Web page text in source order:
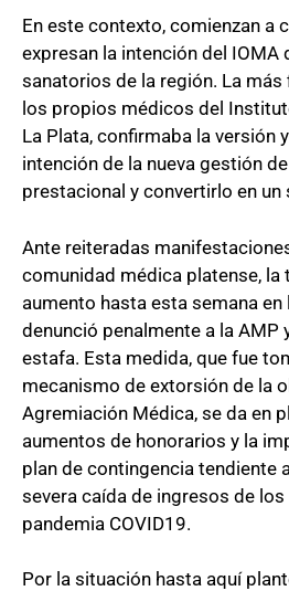
En este contexto, comienzan a
expresan la intención del IOMA
sanatorios de la región. La
los propios médicos del
La Plata, confirmaba la versión
intención de la nueva gestión
prestacional y convertirlo en
Ante reiteradas
comunidad médica platense, la
aumento hasta esta semana en
denunció penalmente a la AMP
estafa. Esta medida, que fue
mecanismo de extorsión de la
Agremiación Médica, se da en
aumentos de honorarios y la
plan de contingencia tendiente
severa caída de ingresos de
pandemia COVID19.
Por la situación hasta aquí